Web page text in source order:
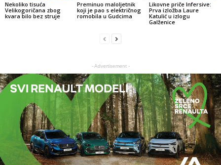
Nekoliko tisuća
Velikogoričana zbog
kvara bilo bez struje
Preminuo maloljetnik
koji je pao s električnog
romobila u Gudcima
Likovne priče Infersive:
Prva izložba Laure
Katulić u izlogu
Galženice
- Advertisement -